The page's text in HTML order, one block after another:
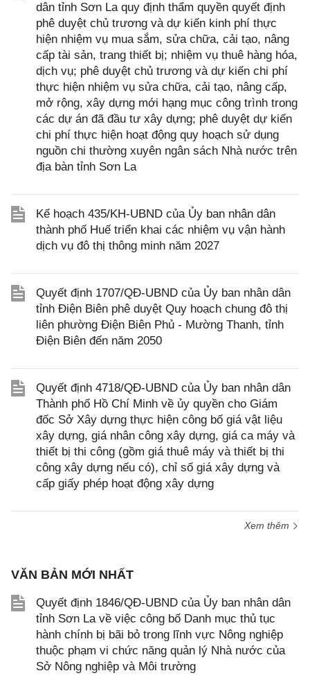
dân tỉnh Sơn La quy định thẩm quyền quyết định
phê duyệt chủ trương và dự kiến kinh phí thực
hiện nhiệm vụ mua sắm, sửa chữa, cải tạo, nâng
cấp tài sản, trang thiết bị; nhiệm vụ thuê hàng hóa,
dịch vụ; phê duyệt chủ trương và dự kiến chi phí
thực hiện nhiệm vụ sửa chữa, cải tạo, nâng cấp,
mở rộng, xây dựng mới hạng mục công trình trong
các dự án đã đầu tư xây dựng; phê duyệt dự kiến
chi phí thực hiện hoạt động quy hoạch sử dụng
nguồn chi thường xuyên ngân sách Nhà nước trên
địa bàn tỉnh Sơn La
Kế hoạch 435/KH-UBND của Ủy ban nhân dân
thành phố Huế triển khai các nhiệm vụ vận hành
dịch vụ đô thị thông minh năm 2027
Quyết định 1707/QĐ-UBND của Ủy ban nhân dân
tỉnh Điện Biên phê duyệt Quy hoạch chung đô thị
liên phường Điện Biên Phủ - Mường Thanh, tỉnh
Điện Biên đến năm 2050
Quyết định 4718/QĐ-UBND của Ủy ban nhân dân
Thành phố Hồ Chí Minh về ủy quyền cho Giám
đốc Sở Xây dựng thực hiện công bố giá vật liệu
xây dựng, giá nhân công xây dựng, giá ca máy và
thiết bị thi công (gồm giá thuê máy và thiết bị thi
công xây dựng nếu có), chỉ số giá xây dựng và
cấp giấy phép hoạt động xây dựng
Xem thêm
VĂN BẢN MỚI NHẤT
Quyết định 1846/QĐ-UBND của Ủy ban nhân dân
tỉnh Sơn La về việc công bố Danh mục thủ tục
hành chính bị bãi bỏ trong lĩnh vực Nông nghiệp
thuộc phạm vi chức năng quản lý Nhà nước của
Sở Nông nghiệp và Môi trường